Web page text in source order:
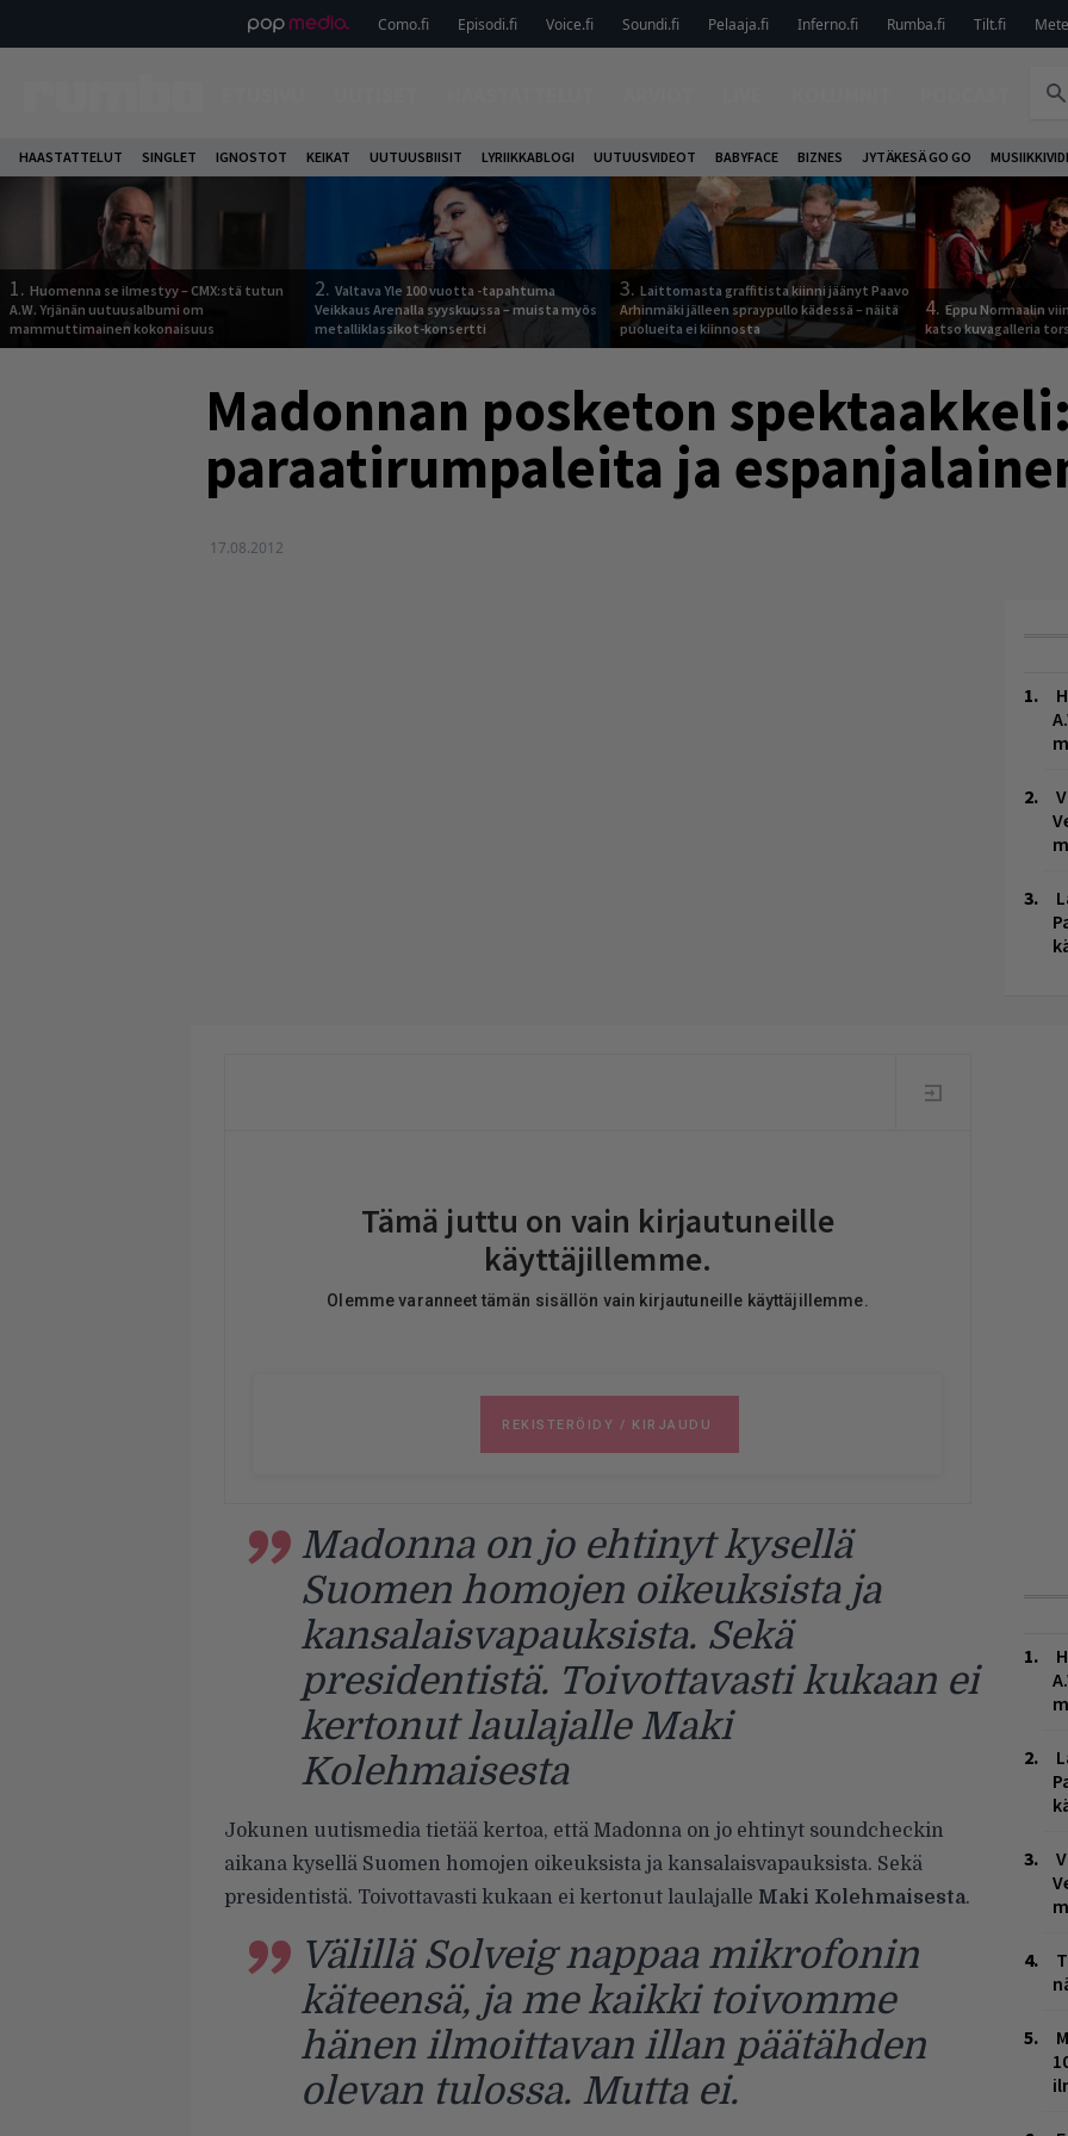
Como.fi Episodi.fi Voice.fi Soundi.fi Pelaaja.fi Inferno.fi Rumba.fi Tilt.fi
HAASTATTELUT SINGLET IGNOSTOT KEIKAT UUTUUSBIISIT LYRIIKKABLOGI UUTUUSVIDEOT BABYFACE BIZNES JYTÄKESÄ GO GO
1. Huomenna se ilmestyy – CMX:stä tutun
A.W. Yrjänän uutuusalbumi om
mammuttimainen kokonaisuus
2. Valtava Yle 100 vuotta -tapahtuma
Veikkaus Arenalla syyskuussa – muista myös
metalliklassikot-konsertti
3. Laittomasta graffitista kiinni jäänyt Paavo
Arhinmäki jälleen spraypullo kädessä – näitä
puolueita ei kiinnosta
4. Eppu Normaalin
katso kuvagalleria
Madonnan posketon
paraatirumpaleita ja
17.08.2012
Madonna on jo ehtinyt kysellä
Suomen homojen oikeuksista ja
kansalaisvapauksista. Sekä
presidentistä. Toivottavasti kukaan ei
kertonut laulajalle Maki
Kolehmaisesta
Jokunen uutismedia tietää kertoa, että Madonna on jo ehtinyt soundcheckin
aikana kysellä Suomen homojen oikeuksista ja kansalaisvapauksista. Sekä
presidentistä. Toivottavasti kukaan ei kertonut laulajalle Maki Kolehmaisesta.
Välillä Solveig nappaa mikrofonin
käteensä, ja me kaikki toivomme
hänen ilmoittavan illan päätähden
olevan tulossa. Mutta ei.